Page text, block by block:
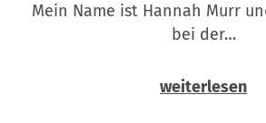
Mein Name ist Hannah Murr
bei der…
weiterlesen